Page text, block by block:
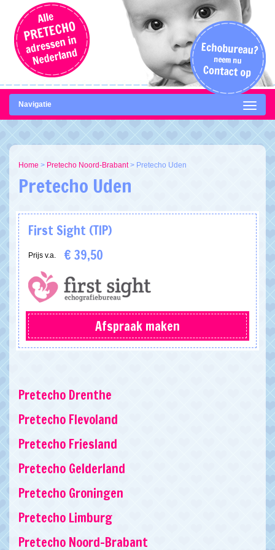
Navigatie
Home > Pretecho Noord-Brabant> Pretecho Uden
Pretecho Uden
First Sight (TIP)
Prijs v.a. € 39,50
Afspraak maken
Pretecho Drenthe
Pretecho Flevoland
Pretecho Friesland
Pretecho Gelderland
Pretecho Groningen
Pretecho Limburg
Pretecho Noord-Brabant